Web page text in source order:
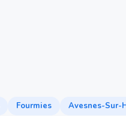
Fourmies Avesnes-Sur-